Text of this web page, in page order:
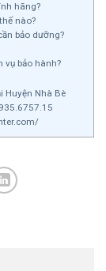
hãng?
nào?
bảo dưỡng?
vụ bảo hành?
Huyện Nhà Bè